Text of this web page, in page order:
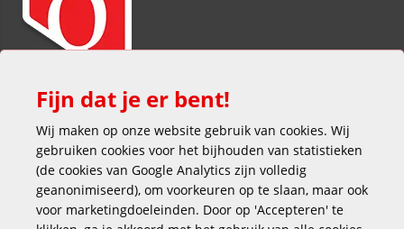
Fijn dat je er bent!
Wij maken op onze website gebruik van cookies. Wij
gebruiken cookies voor het bijhouden van statistieken
(de cookies van Google Analytics zijn volledig
geanonimiseerd), om voorkeuren op te slaan, maar ook
voor marketingdoeleinden. Door op 'Accepteren' te